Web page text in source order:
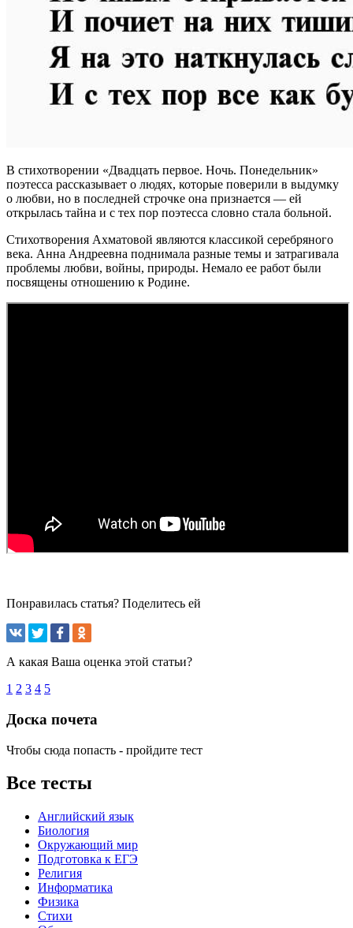
В стихотворении «Двадцать первое. Ночь. Понедельник»
поэтесса рассказывает о людях, которые поверили в выдумку
о любви, но в последней строчке она признается — ей
открылась тайна и с тех пор поэтесса словно стала больной.
Стихотворения Ахматовой являются классикой серебряного
века. Анна Андреевна поднимала разные темы и затрагивала
проблемы любви, войны, природы. Немало ее работ были
посвящены отношению к Родине.
Понравилась статья? Поделитесь ей
А какая Ваша оценка этой статьи?
1 2 3 4 5
Доска почета
Чтобы сюда попасть - пройдите тест
Все тесты
Английский язык
Биология
Окружающий мир
Подготовка к ЕГЭ
Религия
Информатика
Физика
Стихи